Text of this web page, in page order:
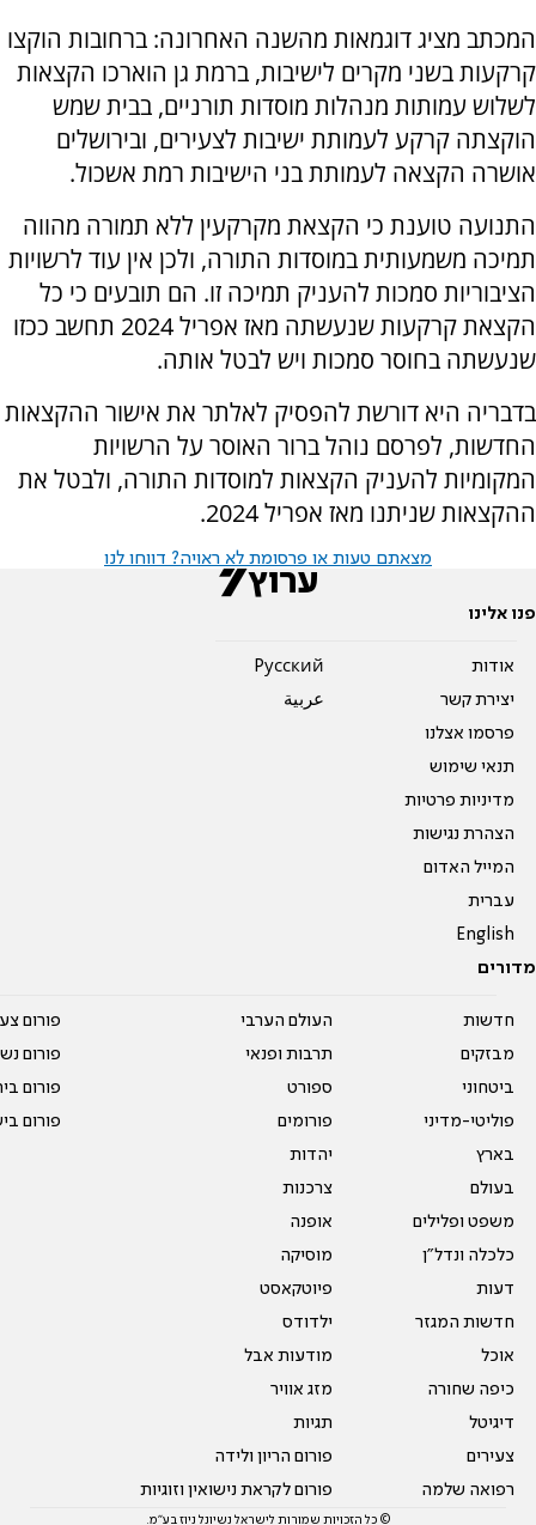
המכתב מציג דוגמאות מהשנה האחרונה: ברחובות הוקצו
קרקעות בשני מקרים לישיבות, ברמת גן הוארכו הקצאות
לשלוש עמותות מנהלות מוסדות תורניים, בבית שמש
הוקצתה קרקע לעמותת ישיבות לצעירים, ובירושלים
אושרה הקצאה לעמותת בני הישיבות רמת אשכול.
התנועה טוענת כי הקצאת מקרקעין ללא תמורה מהווה
תמיכה משמעותית במוסדות התורה, ולכן אין עוד לרשויות
הציבוריות סמכות להעניק תמיכה זו. הם תובעים כי כל
הקצאת קרקעות שנעשתה מאז אפריל 2024 תחשב ככזו
שנעשתה בחוסר סמכות ויש לבטל אותה.
בדבריה היא דורשת להפסיק לאלתר את אישור ההקצאות
החדשות, לפרסם נוהל ברור האוסר על הרשויות
המקומיות להעניק הקצאות למוסדות התורה, ולבטל את
ההקצאות שניתנו מאז אפריל 2024.
מצאתם טעות או פרסומת לא ראויה? דווחו לנו
פנו אלינו
אודות
יצירת קשר
פרסמו אצלנו
תנאי שימוש
מדיניות פרטיות
הצהרת נגישות
המייל האדום
עברית
English
Pусский
عربية
מדורים
חדשות
מבזקים
ביטחוני
פוליטי-מדיני
בארץ
בעולם
משפט ופלילים
כלכלה ונדל"ן
דעות
חדשות המגזר
אוכל
כיפה שחורה
דיגיטל
צעירים
רפואה שלמה
העולם הערבי
תרבות ופנאי
ספורט
פורומים
יהדות
צרכנות
אופנה
מוסיקה
פיוטקאסט
ילדודס
מודעות אבל
מזג אוויר
תגיות
פורום הריון ולידה
פורום לקראת נישואין וזוגיות
פורום
פורום
פורום
פורום
© כל הזכויות שמורות לישראל נשיונל ניוז בע"מ.